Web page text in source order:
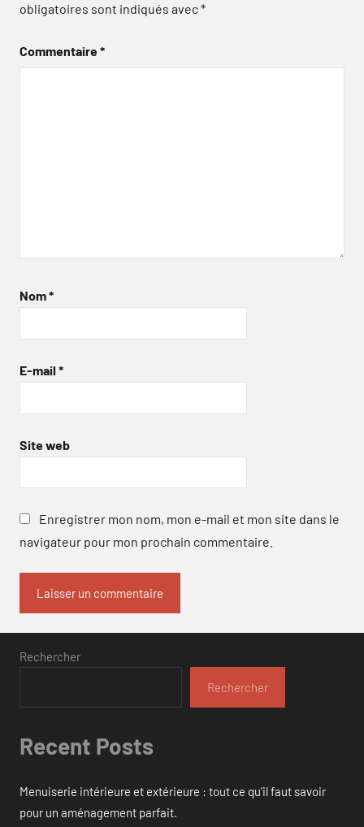
obligatoires sont indiqués avec*
Commentaire*
Nom*
E-mail *
Site web
Enregistrer mon nom, mon e-mail et mon site dans le
navigateur pour mon prochain commentaire.
Rechercher
Rechercher
Recent Posts
Menuiserie intérieure et extérieure : tout ce qu’il faut savoir
pour un aménagement parfait.